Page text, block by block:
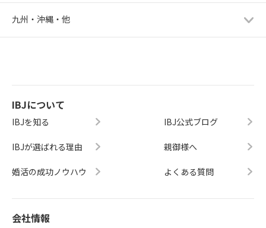
九州・沖縄・他
IBJについて
IBJを知る
IBJが選ばれる理由
婚活の成功ノウハウ
IBJ公式ブログ
親御様へ
よくある質問
会社情報